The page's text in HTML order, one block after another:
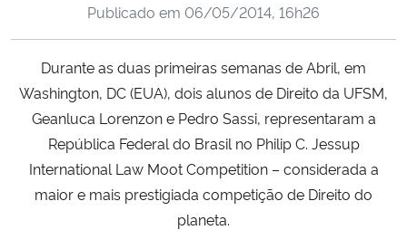
Ministério de Minas e Energia
Ministério da Ciência, Tecnologia, Inovações e Comunicações
Ministério do Meio Ambiente
Ministério do Turismo
Ministério do Desenvolvimento Regional
Publicado em 06/05/2014, 16h26
Durante as duas primeiras semanas de Abril, em
Washington, DC (EUA), dois alunos de Direito da UFSM,
Geanluca Lorenzon e Pedro Sassi, representaram a
República Federal do Brasil no Philip C. Jessup
International Law Moot Competition – considerada a
maior e mais prestigiada competição de Direito do
planeta.